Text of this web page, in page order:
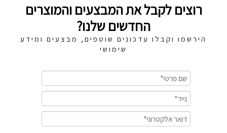
רוצים לקבל את המבצעים והמוצרים
החדשים שלנו?
הירשמו וקבלו עדכונים שוטפים, מבצעים ומידע
שימושי